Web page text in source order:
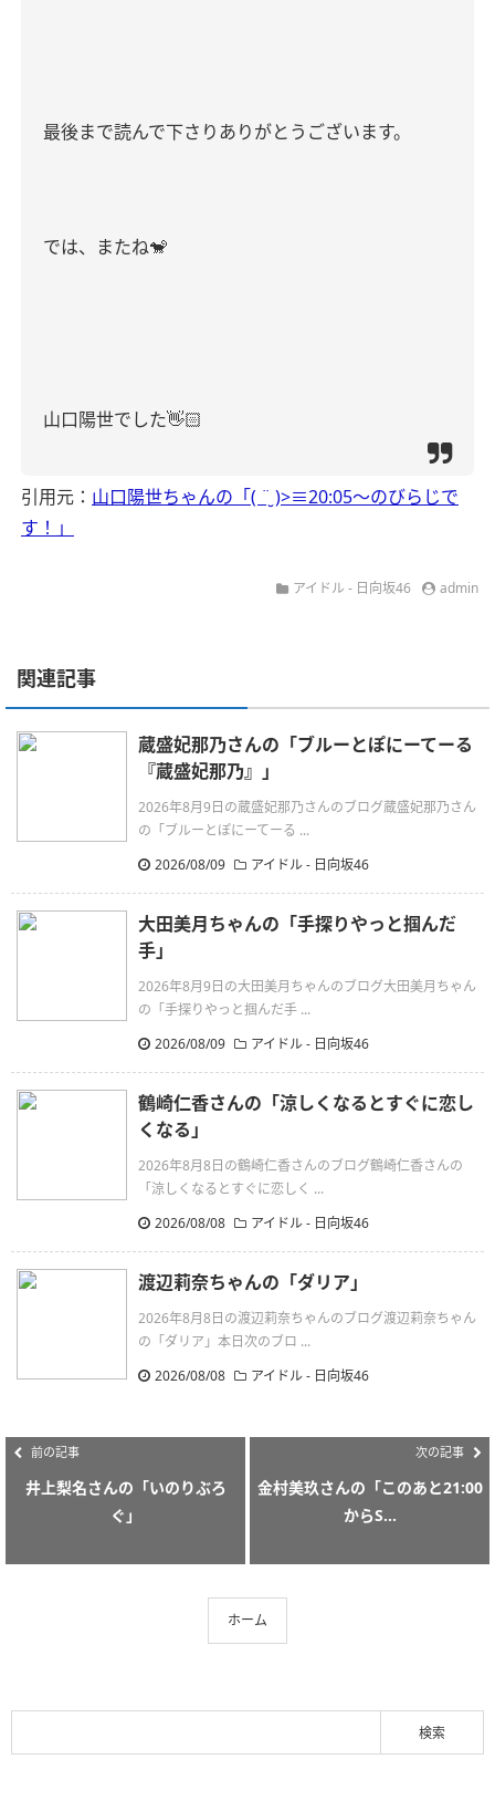
最後まで読んで下さりありがとうございます。
では、またね🐒
山口陽世でした👋🏻
引用元： 山口陽世ちゃんの「( ¨̮ )>≡20:05〜のびらじで
す！」
アイドル - 日向坂46 admin
関連記事
蔵盛妃那乃さんの「ブルーとぽにーてーる
『蔵盛妃那乃』」
2026年8月9日の蔵盛妃那乃さんのブログ蔵盛妃那乃さん
の「ブルーとぽにーてーる ...
2026/08/09
アイドル - 日向坂46
大田美月ちゃんの「手探りやっと掴んだ
手」
2026年8月9日の大田美月ちゃんのブログ大田美月ちゃん
の「手探りやっと掴んだ手 ...
2026/08/09
アイドル - 日向坂46
鶴崎仁香さんの「涼しくなるとすぐに恋し
くなる」
2026年8月8日の鶴崎仁香さんのブログ鶴崎仁香さんの
「涼しくなるとすぐに恋しく ...
2026/08/08
アイドル - 日向坂46
渡辺莉奈ちゃんの「ダリア」
2026年8月8日の渡辺莉奈ちゃんのブログ渡辺莉奈ちゃん
の「ダリア」本日次のブロ ...
2026/08/08
アイドル - 日向坂46
前の記事
井上梨名さんの「いのりぶろ
ぐ」
次の記事
金村美玖さんの「このあと21:00
からS...
ホーム